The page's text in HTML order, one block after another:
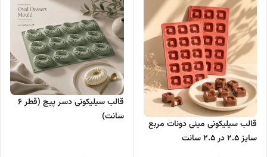
قالب سیلیکونی مینی دونات مربع
سایز 2.5 در 2.5 سانت
قالب سیلیکونی دسر پیچ (قطر ۶
سانت)